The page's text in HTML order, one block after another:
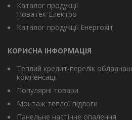
Каталог продукції
Новатек-Електро
Каталог продукції Енергохіт
КОРИСНА ІНФОРМАЦІЯ
Теплий кредит-перелік
компенсації
Популярні товари
Монтаж теплої підлоги
Панельне настінне опалення